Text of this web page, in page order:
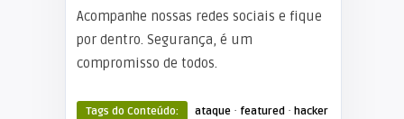
Acompanhe nossas redes sociais e fique
por dentro. Segurança, é um
compromisso de todos.
Tags do Conteúdo: ataque · featured · hacker